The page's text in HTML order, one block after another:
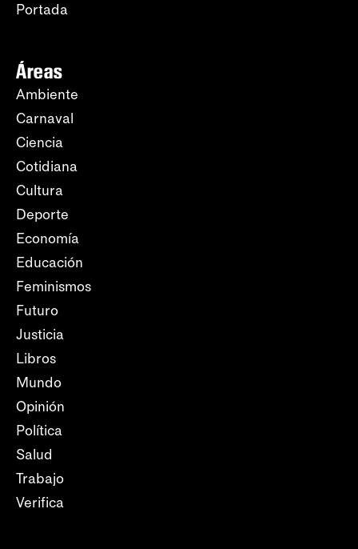
Portada
Áreas
Ambiente
Carnaval
Ciencia
Cotidiana
Cultura
Deporte
Economía
Educación
Feminismos
Futuro
Justicia
Libros
Mundo
Opinión
Política
Salud
Trabajo
Verifica